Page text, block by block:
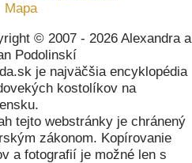
Mapa
© 2007 - 2026 Alexandra a
Podolinskí
je najväčšia encyklopédia
kostolíkov na
tejto webstránky je chránený
zákonom. Kopírovanie
a fotografií je možné len s